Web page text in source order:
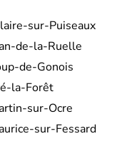
sur-Puiseaux
de-la-Ruelle
de-Gonois
la-Forêt
sur-Ocre
sur-Fessard